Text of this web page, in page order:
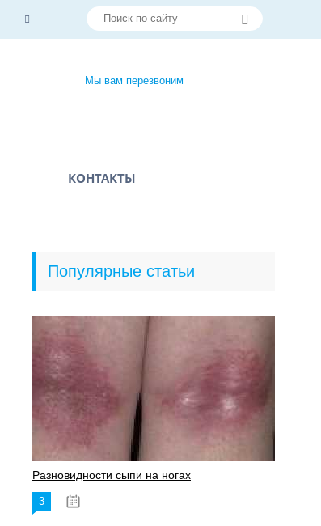
Мы вам перезвоним
КОНТАКТЫ
Популярные статьи
Разновидности сыпи на ногах
3